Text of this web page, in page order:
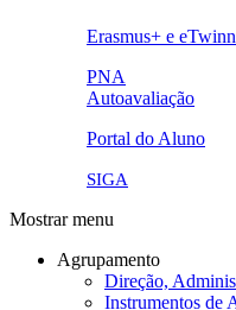
ue.png.png
Erasmus+ e
pna.png
PNA
eye-42848_640.png
Autoavaliação
link4.png
Portal do Aluno
SIGA
Mostrar menu
Agrupamento
Direção,
Instrumentos de